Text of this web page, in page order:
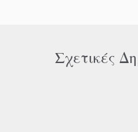
Σχετικές